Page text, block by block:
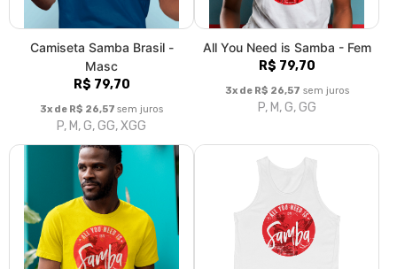
Camiseta Samba Brasil -
Masc
R$ 79,70
3x de R$ 26,57 sem juros
P, M, G, GG, XGG
All You Need is Samba - Fem
R$ 79,70
3x de R$ 26,57 sem juros
P, M, G, GG